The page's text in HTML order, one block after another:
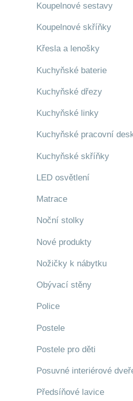
Koupelnové sestavy
Koupelnové skříňky
Křesla a lenošky
Kuchyňské baterie
Kuchyňské dřezy
Kuchyňské linky
Kuchyňské pracovní
Kuchyňské skříňky
LED osvětlení
Matrace
Noční stolky
Nové produkty
Nožičky k nábytku
Obývací stěny
Police
Postele
Postele pro děti
Posuvné interiérové
Předsíňové lavice